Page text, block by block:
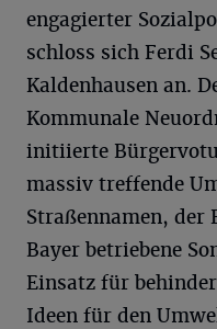
engagierter
schloss sich Ferdi
Kaldenhausen an.
Kommunale
initiierte
massiv treffende
Straßennamen, der
Bayer betriebene
Einsatz für
Ideen für den